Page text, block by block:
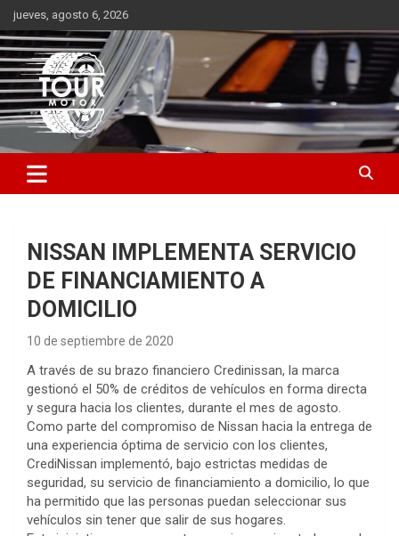
Saltar
al
contenido
jueves, agosto 6, 2026
Tour Motor
Plataforma de contenido audiovisual para el sector automotriz
NISSAN IMPLEMENTA SERVICIO
DE FINANCIAMIENTO A
DOMICILIO
10 de septiembre de 2020
A través de su brazo financiero Credinissan, la marca
gestionó el 50% de créditos de vehículos en forma directa
y segura hacia los clientes, durante el mes de agosto.
Como parte del compromiso de Nissan hacia la entrega de
una experiencia óptima de servicio con los clientes,
CrediNissan implementó, bajo estrictas medidas de
seguridad, su servicio de financiamiento a domicilio, lo que
ha permitido que las personas puedan seleccionar sus
vehículos sin tener que salir de sus hogares.